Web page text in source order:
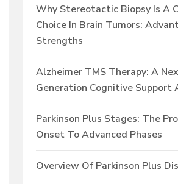
Why Stereotactic Biopsy Is A
Choice In Brain Tumors:
Strengths
Alzheimer TMS Therapy: A
Generation Cognitive Support
Parkinson Plus Stages: The
Onset To Advanced Phases
Overview Of Parkinson Plus